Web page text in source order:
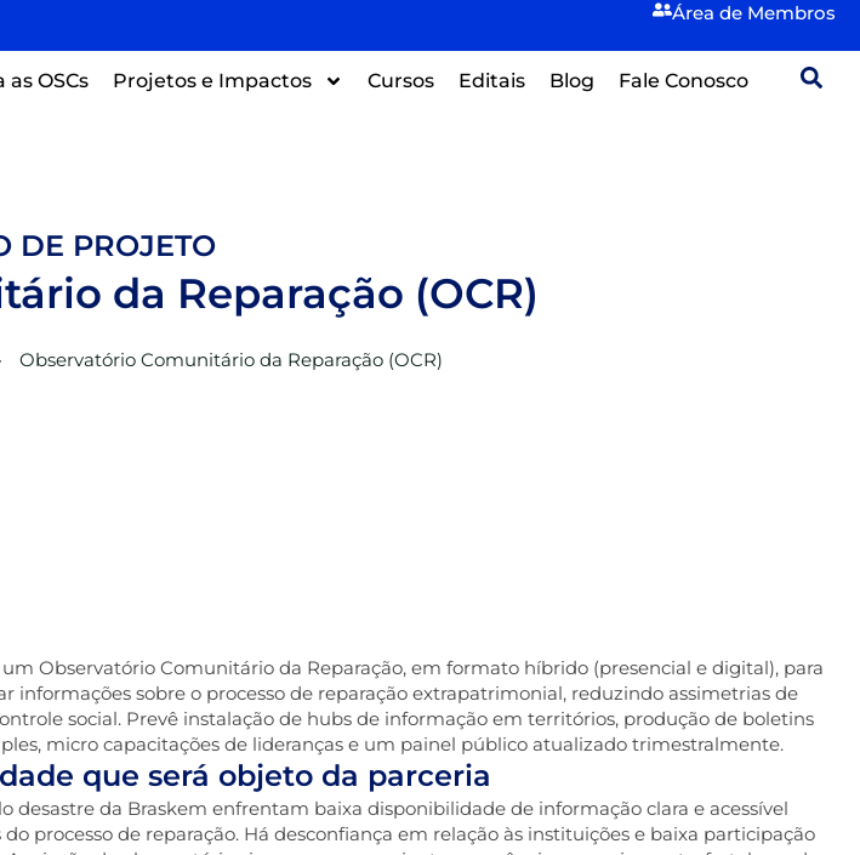
Área de Membros
as OSCs Projetos e Impactos Cursos Editais Blog Fale Conosco
DE PROJETO
da Reparação (OCR)
Observatório Comunitário da Reparação (OCR)
Observatório Comunitário da Reparação, em formato híbrido (presencial e digital), para
informações sobre o processo de reparação extrapatrimonial, reduzindo assimetrias de
social. Prevê instalação de hubs de informação em territórios, produção de boletins
micro capacitações de lideranças e um painel público atualizado trimestralmente.
que será objeto da parceria
desastre da Braskem enfrentam baixa disponibilidade de informação clara e acessível
do processo de reparação. Há desconfiança em relação às instituições e baixa participação